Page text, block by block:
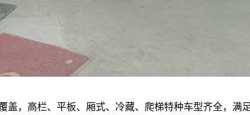
盖，高栏、平板、厢式、冷藏、爬梯特种车型齐全，